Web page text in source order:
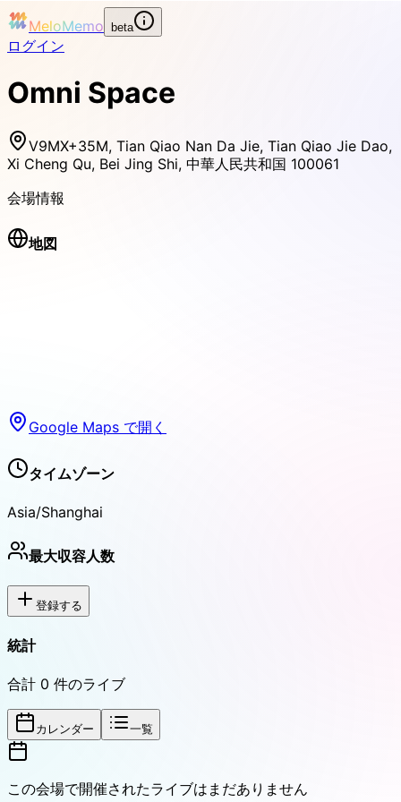
MeloMemo beta
ログイン
Omni Space
V9MX+35M, Tian Qiao Nan Da Jie, Tian Qiao Jie Dao,
Xi Cheng Qu, Bei Jing Shi, 中華人民共和国 100061
会場情報
地図
Google Maps で開く
タイムゾーン
Asia/Shanghai
最大収容人数
登録する
統計
合計 0 件のライブ
カレンダー 一覧
この会場で開催されたライブはまだありません